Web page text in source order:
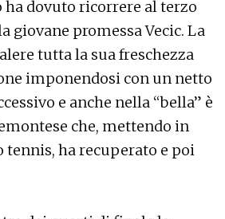
ha dovuto ricorrere al terzo
giovane promessa Vecic. La
tutta la sua freschezza
imponendosi con un netto
e anche nella “bella” è
che, mettendo in
ha recuperato e poi